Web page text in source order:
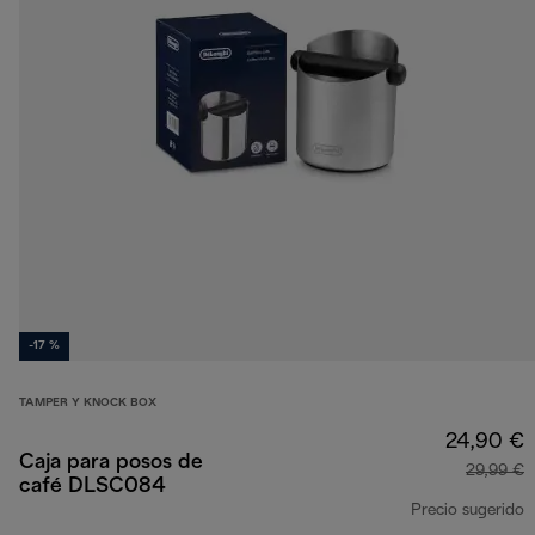
-17 %
TAMPER Y KNOCK BOX
Caja para posos de
café DLSC084
24,90 €
29,99 €
Precio sugerido